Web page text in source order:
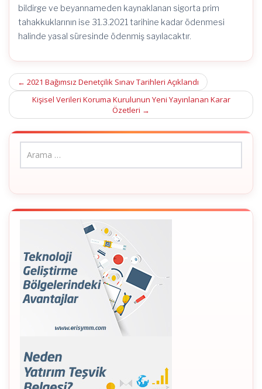
bildirge ve beyannameden kaynaklanan sigorta prim
tahakkuklarının ise 31.3.2021 tarihine kadar ödenmesi
halinde yasal süresinde ödenmiş sayılacaktır.
Post
navigation
← 2021 Bağımsız Denetçilik Sınav Tarihleri Açıklandı
Kişisel Verileri Koruma Kurulunun Yeni Yayınlanan Karar
Özetleri →